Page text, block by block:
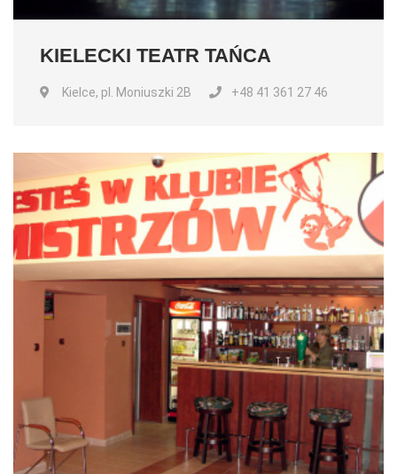
KIELECKI TEATR TAŃCA
Kielce, pl. Moniuszki 2B +48 41 361 27 46